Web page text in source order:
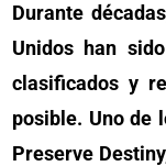
Durante
Unidos han
clasificados y
posible. Uno de
Preserve